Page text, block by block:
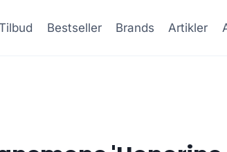
Bestseller Brands Artikler